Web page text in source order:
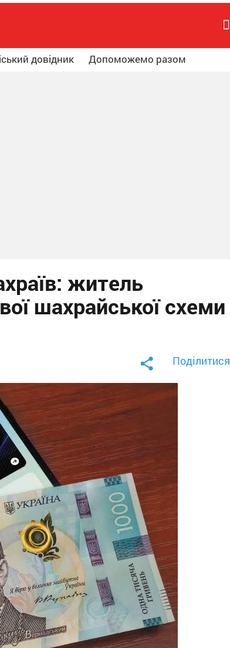
довідник Допоможемо разом
житель
шахрайської схеми
Поділитися